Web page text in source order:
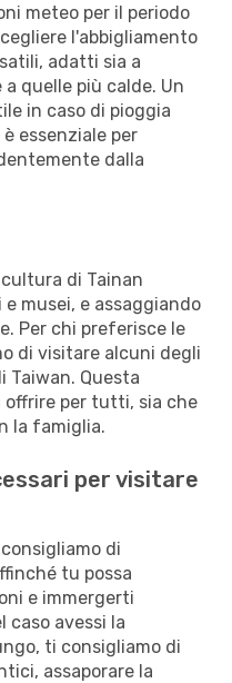
meteo per il periodo
l'abbigliamento
adatti sia a
quelle più calde. Un
in caso di pioggia
essenziale per
dalla
di Tainan
musei, e assaggiando
Per chi preferisce le
di visitare alcuni degli
Taiwan. Questa
offrire per tutti, sia che
la famiglia.
per visitare
di
tu possa
e immergerti
caso avessi la
ti consigliamo di
assaporare la